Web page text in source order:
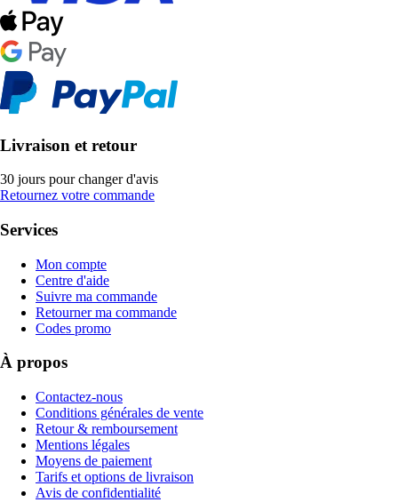
Livraison et retour
30 jours pour changer d'avis
Retournez votre commande
Services
Mon compte
Centre d'aide
Suivre ma commande
Retourner ma commande
Codes promo
À propos
Contactez-nous
Conditions générales de vente
Retour & remboursement
Mentions légales
Moyens de paiement
Tarifs et options de livraison
Avis de confidentialité